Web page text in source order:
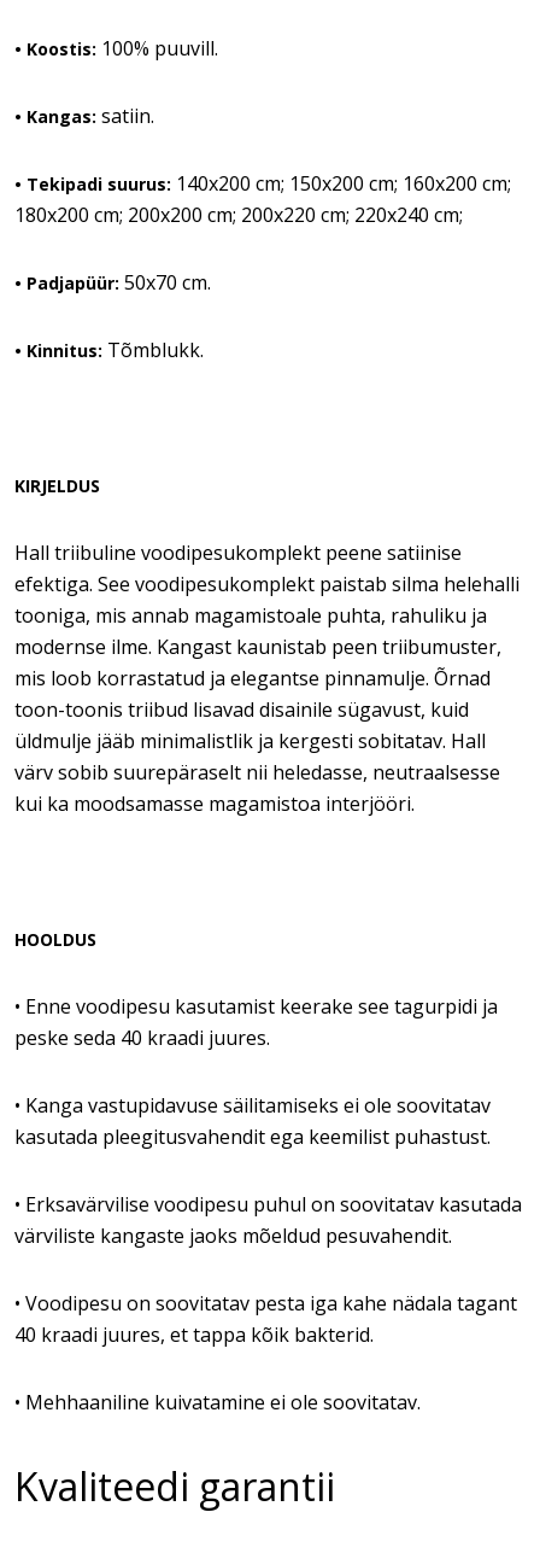
• Koostis: 100% puuvill.
• Kangas: satiin.
• Tekipadi suurus: 140x200 cm; 150x200 cm; 160x200 cm;
180x200 cm; 200x200 cm; 200x220 cm; 220x240 cm;
• Padjapüür: 50x70 cm.
• Kinnitus: Tõmblukk.
KIRJELDUS
Hall triibuline voodipesukomplekt peene satiinise
efektiga. See voodipesukomplekt paistab silma helehalli
tooniga, mis annab magamistoale puhta, rahuliku ja
modernse ilme. Kangast kaunistab peen triibumuster,
mis loob korrastatud ja elegantse pinnamulje. Õrnad
toon-toonis triibud lisavad disainile sügavust, kuid
üldmulje jääb minimalistlik ja kergesti sobitatav. Hall
värv sobib suurepäraselt nii heledasse, neutraalsesse
kui ka moodsamasse magamistoa interjööri.
HOOLDUS
• Enne voodipesu kasutamist keerake see tagurpidi ja
peske seda 40 kraadi juures.
• Kanga vastupidavuse säilitamiseks ei ole soovitatav
kasutada pleegitusvahendit ega keemilist puhastust.
• Erksavärvilise voodipesu puhul on soovitatav kasutada
värviliste kangaste jaoks mõeldud pesuvahendit.
• Voodipesu on soovitatav pesta iga kahe nädala tagant
40 kraadi juures, et tappa kõik bakterid.
• Mehhaaniline kuivatamine ei ole soovitatav.
Kvaliteedi garantii